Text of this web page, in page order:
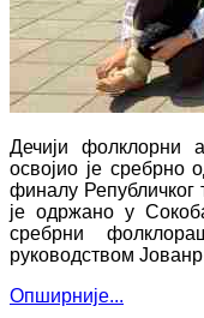
Дечији фолклорни
освојио је сребрно
финалу Републичког
је одржано у
сребрни
руководством
Опширније...